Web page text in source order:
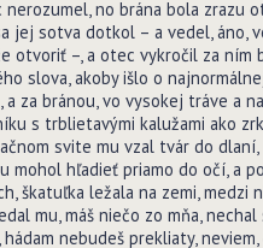
nerozumel, no brána bola zrazu
jej sotva dotkol – a vedel, áno,
otvoriť –, a otec vykročil za ním
slova, akoby išlo o
a za bránou, vo vysokej tráve a
s trblietavými kalužami ako
svite mu vzal tvár do dlaní,
mohol hľadieť priamo do očí, a
škatuľka ležala na zemi, medzi
mu, máš niečo zo mňa,
nebudeš prekliaty, neviem,